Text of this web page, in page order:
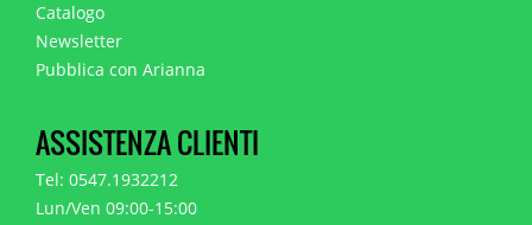
Catalogo
Newsletter
Pubblica con Arianna
ASSISTENZA CLIENTI
Tel: 0547.1932212
Lun/Ven 09:00-15:00